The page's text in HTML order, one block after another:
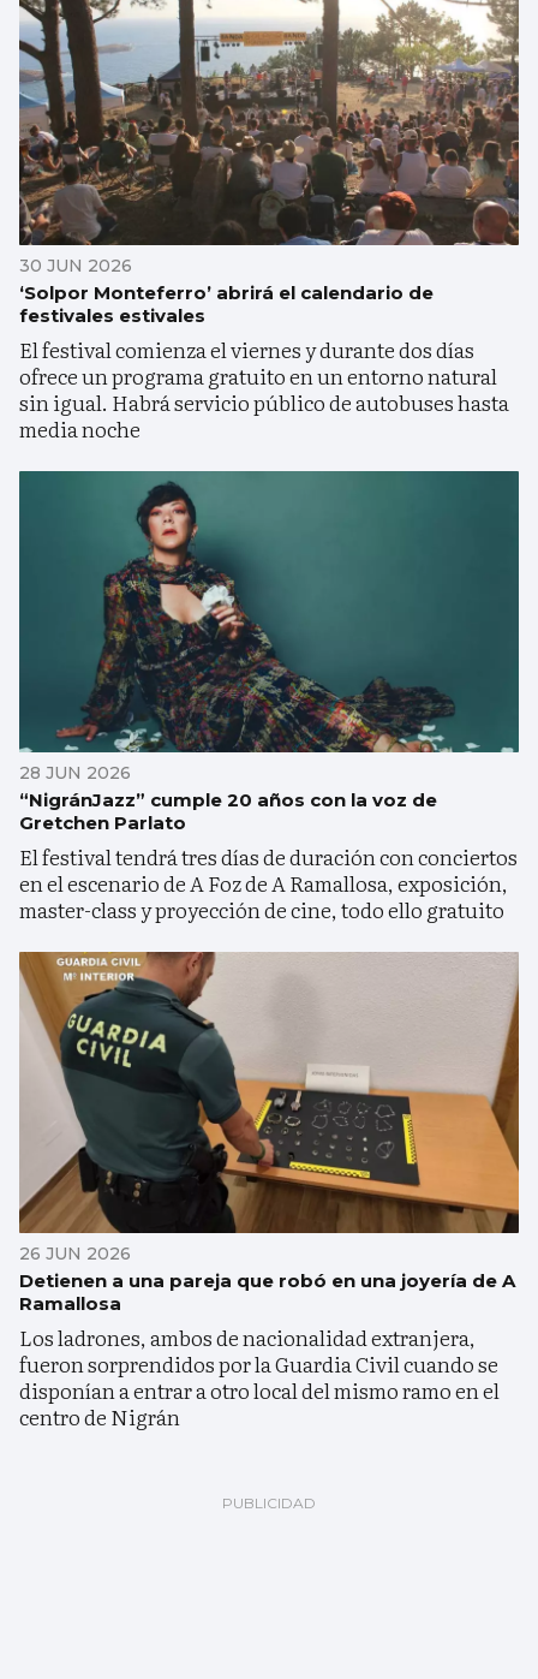
30 JUN 2026
‘Solpor Monteferro’ abrirá el calendario de
festivales estivales
El festival comienza el viernes y durante dos días
ofrece un programa gratuito en un entorno natural
sin igual. Habrá servicio público de autobuses hasta
media noche
28 JUN 2026
“NigránJazz” cumple 20 años con la voz de
Gretchen Parlato
El festival tendrá tres días de duración con conciertos
en el escenario de A Foz de A Ramallosa, exposición,
master-class y proyección de cine, todo ello gratuito
26 JUN 2026
Detienen a una pareja que robó en una joyería de A
Ramallosa
Los ladrones, ambos de nacionalidad extranjera,
fueron sorprendidos por la Guardia Civil cuando se
disponían a entrar a otro local del mismo ramo en el
centro de Nigrán